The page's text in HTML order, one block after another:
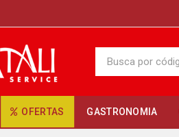
OFERTAS GASTRONOMIA